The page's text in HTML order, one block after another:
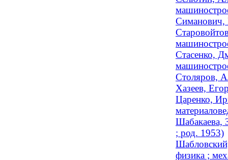
Симанович,
Стасенко,
Столяров,
Хазеев,
Царенко,
Шабакаева,
; род. 1953)
физика ;